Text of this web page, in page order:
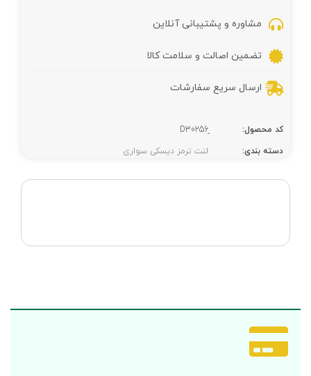
مشاوره و پشتیبانی آنلاین
تضمین اصالت و سلامت کالا
ارسال سریع سفارشات
کد محصول:
دسته بندی:
لنت ترمز دیسکی سواری